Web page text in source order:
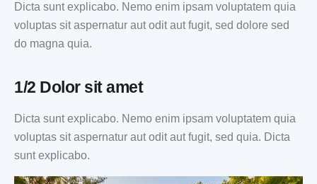
Dicta sunt explicabo. Nemo enim ipsam voluptatem quia
voluptas sit aspernatur aut odit aut fugit, sed dolore sed
do magna quia.
1/2 Dolor sit amet
Dicta sunt explicabo. Nemo enim ipsam voluptatem quia
voluptas sit aspernatur aut odit aut fugit, sed quia. Dicta
sunt explicabo.